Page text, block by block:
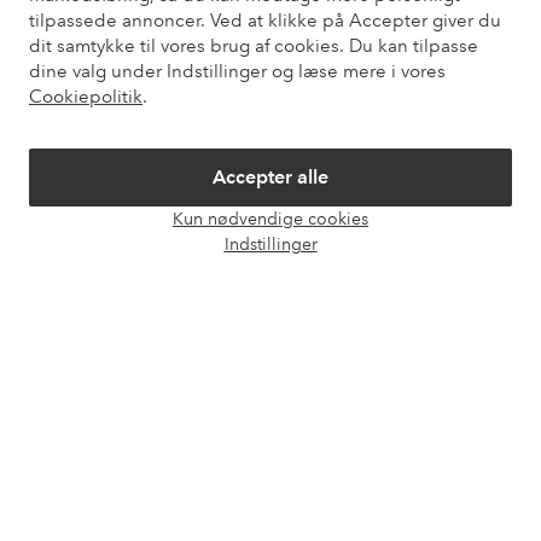
tilpassede annoncer. Ved at klikke på Accepter giver du
dit samtykke til vores brug af cookies. Du kan tilpasse
dine valg under Indstillinger og læse mere i vores
Cookiepolitik.
Accepter alle
Kun nødvendige cookies
Indstillinger
Vores tjenester